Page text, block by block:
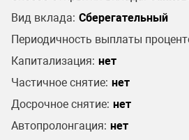
Вид вклада: Сберегательный
Периодичность выплаты
Капитализация: нет
Частичное снятие: нет
Досрочное снятие: нет
Автопролонгация: нет